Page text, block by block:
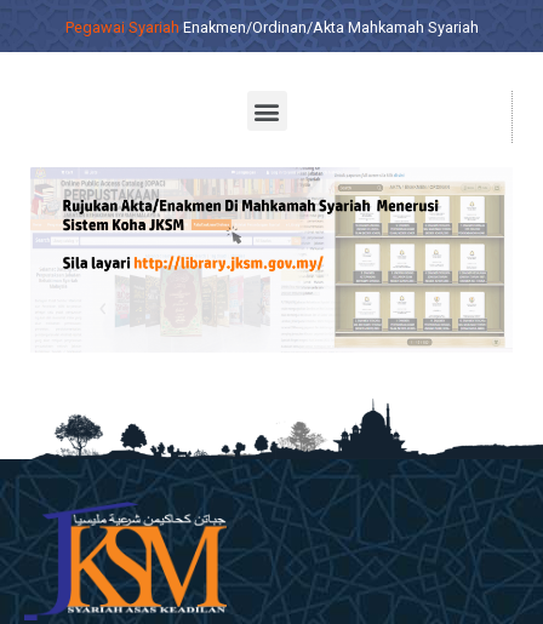
Pegawai Syariah Enakmen/Ordinan/Akta Mahkamah Syariah